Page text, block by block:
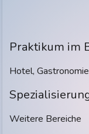
Praktikum im
Hotel, Gastronomie
Weitere Bereiche